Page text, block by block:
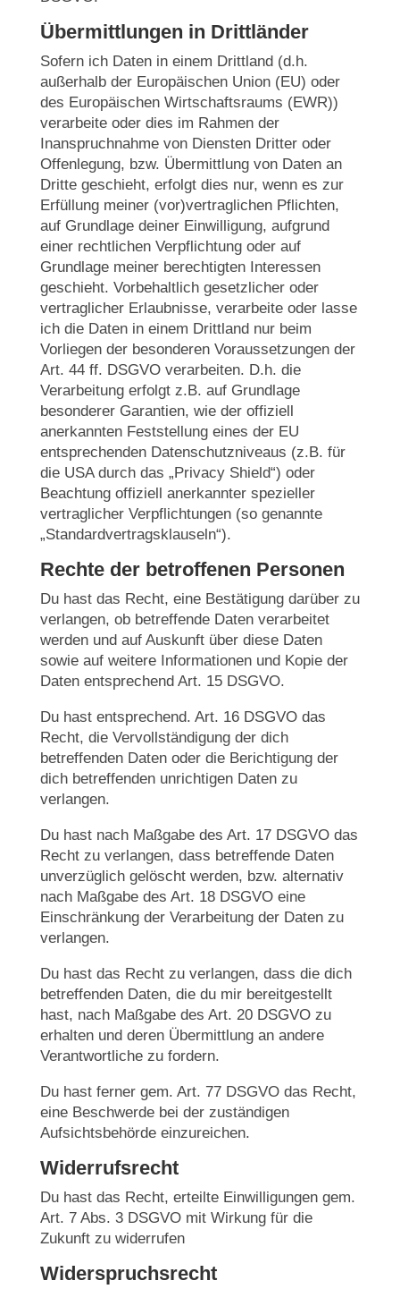
Übermittlungen in Drittländer
Sofern ich Daten in einem Drittland (d.h.
außerhalb der Europäischen Union (EU) oder
des Europäischen Wirtschaftsraums (EWR))
verarbeite oder dies im Rahmen der
Inanspruchnahme von Diensten Dritter oder
Offenlegung, bzw. Übermittlung von Daten an
Dritte geschieht, erfolgt dies nur, wenn es zur
Erfüllung meiner (vor)vertraglichen Pflichten,
auf Grundlage deiner Einwilligung, aufgrund
einer rechtlichen Verpflichtung oder auf
Grundlage meiner berechtigten Interessen
geschieht. Vorbehaltlich gesetzlicher oder
vertraglicher Erlaubnisse, verarbeite oder lasse
ich die Daten in einem Drittland nur beim
Vorliegen der besonderen Voraussetzungen der
Art. 44 ff. DSGVO verarbeiten. D.h. die
Verarbeitung erfolgt z.B. auf Grundlage
besonderer Garantien, wie der offiziell
anerkannten Feststellung eines der EU
entsprechenden Datenschutzniveaus (z.B. für
die USA durch das „Privacy Shield“) oder
Beachtung offiziell anerkannter spezieller
vertraglicher Verpflichtungen (so genannte
„Standardvertragsklauseln“).
Rechte der betroffenen Personen
Du hast das Recht, eine Bestätigung darüber zu
verlangen, ob betreffende Daten verarbeitet
werden und auf Auskunft über diese Daten
sowie auf weitere Informationen und Kopie der
Daten entsprechend Art. 15 DSGVO.
Du hast entsprechend. Art. 16 DSGVO das
Recht, die Vervollständigung der dich
betreffenden Daten oder die Berichtigung der
dich betreffenden unrichtigen Daten zu
verlangen.
Du hast nach Maßgabe des Art. 17 DSGVO das
Recht zu verlangen, dass betreffende Daten
unverzüglich gelöscht werden, bzw. alternativ
nach Maßgabe des Art. 18 DSGVO eine
Einschränkung der Verarbeitung der Daten zu
verlangen.
Du hast das Recht zu verlangen, dass die dich
betreffenden Daten, die du mir bereitgestellt
hast, nach Maßgabe des Art. 20 DSGVO zu
erhalten und deren Übermittlung an andere
Verantwortliche zu fordern.
Du hast ferner gem. Art. 77 DSGVO das Recht,
eine Beschwerde bei der zuständigen
Aufsichtsbehörde einzureichen.
Widerrufsrecht
Du hast das Recht, erteilte Einwilligungen gem.
Art. 7 Abs. 3 DSGVO mit Wirkung für die
Zukunft zu widerrufen
Widerspruchsrecht